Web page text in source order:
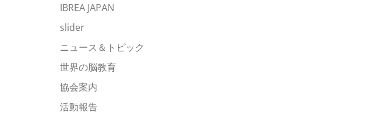
IBREA JAPAN
slider
ニュース＆トピック
世界の脳教育
協会案内
活動報告